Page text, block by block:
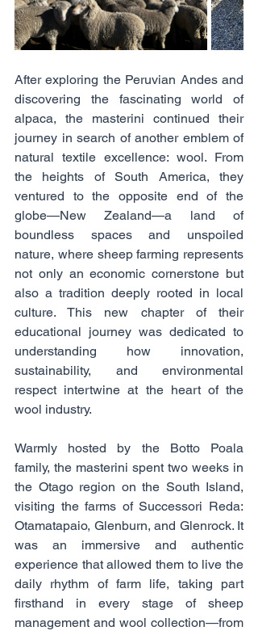
After exploring the Peruvian Andes and
discovering the fascinating world of
alpaca, the masterini continued their
journey in search of another emblem of
natural textile excellence: wool. From
the heights of South America, they
ventured to the opposite end of the
globe—New Zealand—a land of
boundless spaces and unspoiled
nature, where sheep farming represents
not only an economic cornerstone but
also a tradition deeply rooted in local
culture. This new chapter of their
educational journey was dedicated to
understanding how innovation,
sustainability, and environmental
respect intertwine at the heart of the
wool industry.
Warmly hosted by the Botto Poala
family, the masterini spent two weeks in
the Otago region on the South Island,
visiting the farms of Successori Reda:
Otamatapaio, Glenburn, and Glenrock. It
was an immersive and authentic
experience that allowed them to live the
daily rhythm of farm life, taking part
firsthand in every stage of sheep
management and wool collection—from